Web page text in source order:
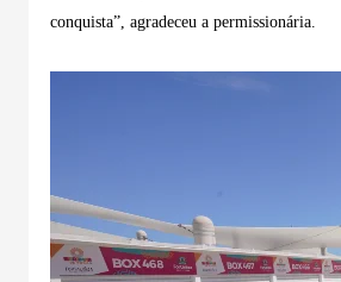
conquista”, agradeceu a permissionária.